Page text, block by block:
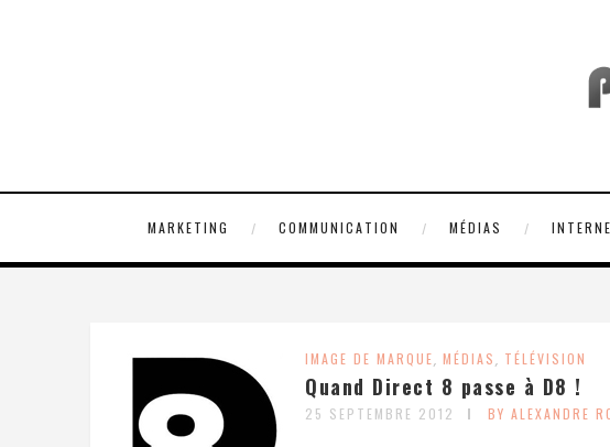
MARKETING COMMUNICATION MÉDIAS
IMAGE DE MARQUE, MÉDIAS, TÉLÉVISION
Quand Direct 8 passe à D8 !
25 SEPTEMBRE 2012 BY ALEXANDRE